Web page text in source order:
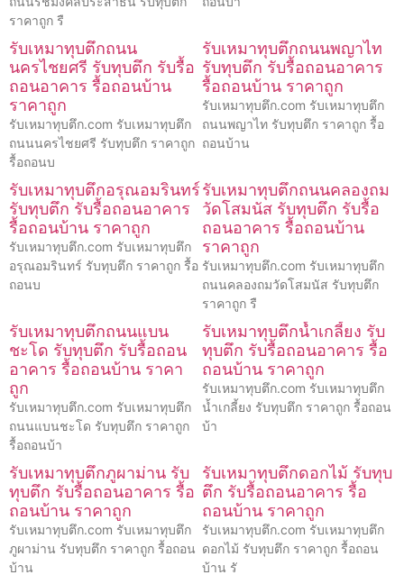
ราคาถูก รื
รับเหมาทุบตึกถนน
นครไชยศรี รับทุบตึก รับรื้อ
ถอนอาคาร รื้อถอนบ้าน
ราคาถูก
รับเหมาทุบตึก.com รับเหมาทุบตึก
ถนนนครไชยศรี รับทุบตึก ราคาถูก
รื้อถอนบ
รับเหมาทุบตึกถนนพญาไท
รับทุบตึก รับรื้อถอนอาคาร
รื้อถอนบ้าน ราคาถูก
รับเหมาทุบตึก.com รับเหมาทุบตึก
ถนนพญาไท รับทุบตึก ราคาถูก รื้อ
ถอนบ้าน
รับเหมาทุบตึกอรุณอมรินทร์
รับทุบตึก รับรื้อถอนอาคาร
รื้อถอนบ้าน ราคาถูก
รับเหมาทุบตึก.com รับเหมาทุบตึก
อรุณอมรินทร์ รับทุบตึก ราคาถูก รื้อ
ถอนบ
รับเหมาทุบตึกถนนคลองถม
วัดโสมนัส รับทุบตึก รับรื้อ
ถอนอาคาร รื้อถอนบ้าน
ราคาถูก
รับเหมาทุบตึก.com รับเหมาทุบตึก
ถนนคลองถมวัดโสมนัส รับทุบตึก
ราคาถูก รื
รับเหมาทุบตึกถนนแบน
ชะโด รับทุบตึก รับรื้อถอน
อาคาร รื้อถอนบ้าน ราคา
ถูก
รับเหมาทุบตึก.com รับเหมาทุบตึก
ถนนแบนชะโด รับทุบตึก ราคาถูก
รื้อถอนบ้า
รับเหมาทุบตึกน้ำเกลี้ยง รับ
ทุบตึก รับรื้อถอนอาคาร รื้อ
ถอนบ้าน ราคาถูก
รับเหมาทุบตึก.com รับเหมาทุบตึก
น้ำเกลี้ยง รับทุบตึก ราคาถูก รื้อถอน
บ้า
รับเหมาทุบตึกภูผาม่าน รับ
ทุบตึก รับรื้อถอนอาคาร รื้อ
ถอนบ้าน ราคาถูก
รับเหมาทุบตึก.com รับเหมาทุบตึก
ภูผาม่าน รับทุบตึก ราคาถูก รื้อถอน
บ้าน
รับเหมาทุบตึกดอกไม้ รับทุบ
ตึก รับรื้อถอนอาคาร รื้อ
ถอนบ้าน ราคาถูก
รับเหมาทุบตึก.com รับเหมาทุบตึก
ดอกไม้ รับทุบตึก ราคาถูก รื้อถอน
บ้าน รั